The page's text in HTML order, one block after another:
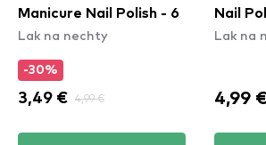
Manicure Nail Polish - 6
Lak na nechty
-30%
3,49 € 4,99 €
Nail
Lak na
4,99